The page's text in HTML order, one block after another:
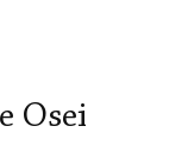
Osei